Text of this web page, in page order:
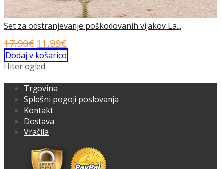
Set za odstranjevanje poškodovanih vijakov La...
17.90€ Izvirna
cena
je
bila:
17.90€.
11.99€
cena
11.99€.
Dodaj v košarico
Hiter ogled
Trgovina
Splošni pogoji poslovanja
Kontakt
Dostava
Vračila